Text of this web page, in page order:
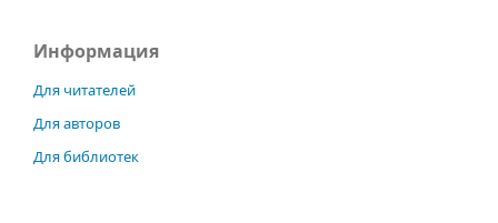
Информация
Для читателей
Для авторов
Для библиотек